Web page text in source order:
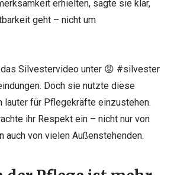
erhielten, sagte sie klar,
geht – nicht um
Silvestervideo unter 😡 #silvester
Doch sie nutzte diese
lauter für Pflegekräfte einzustehen.
ihr Respekt ein – nicht nur von
auch von vielen Außenstehenden.